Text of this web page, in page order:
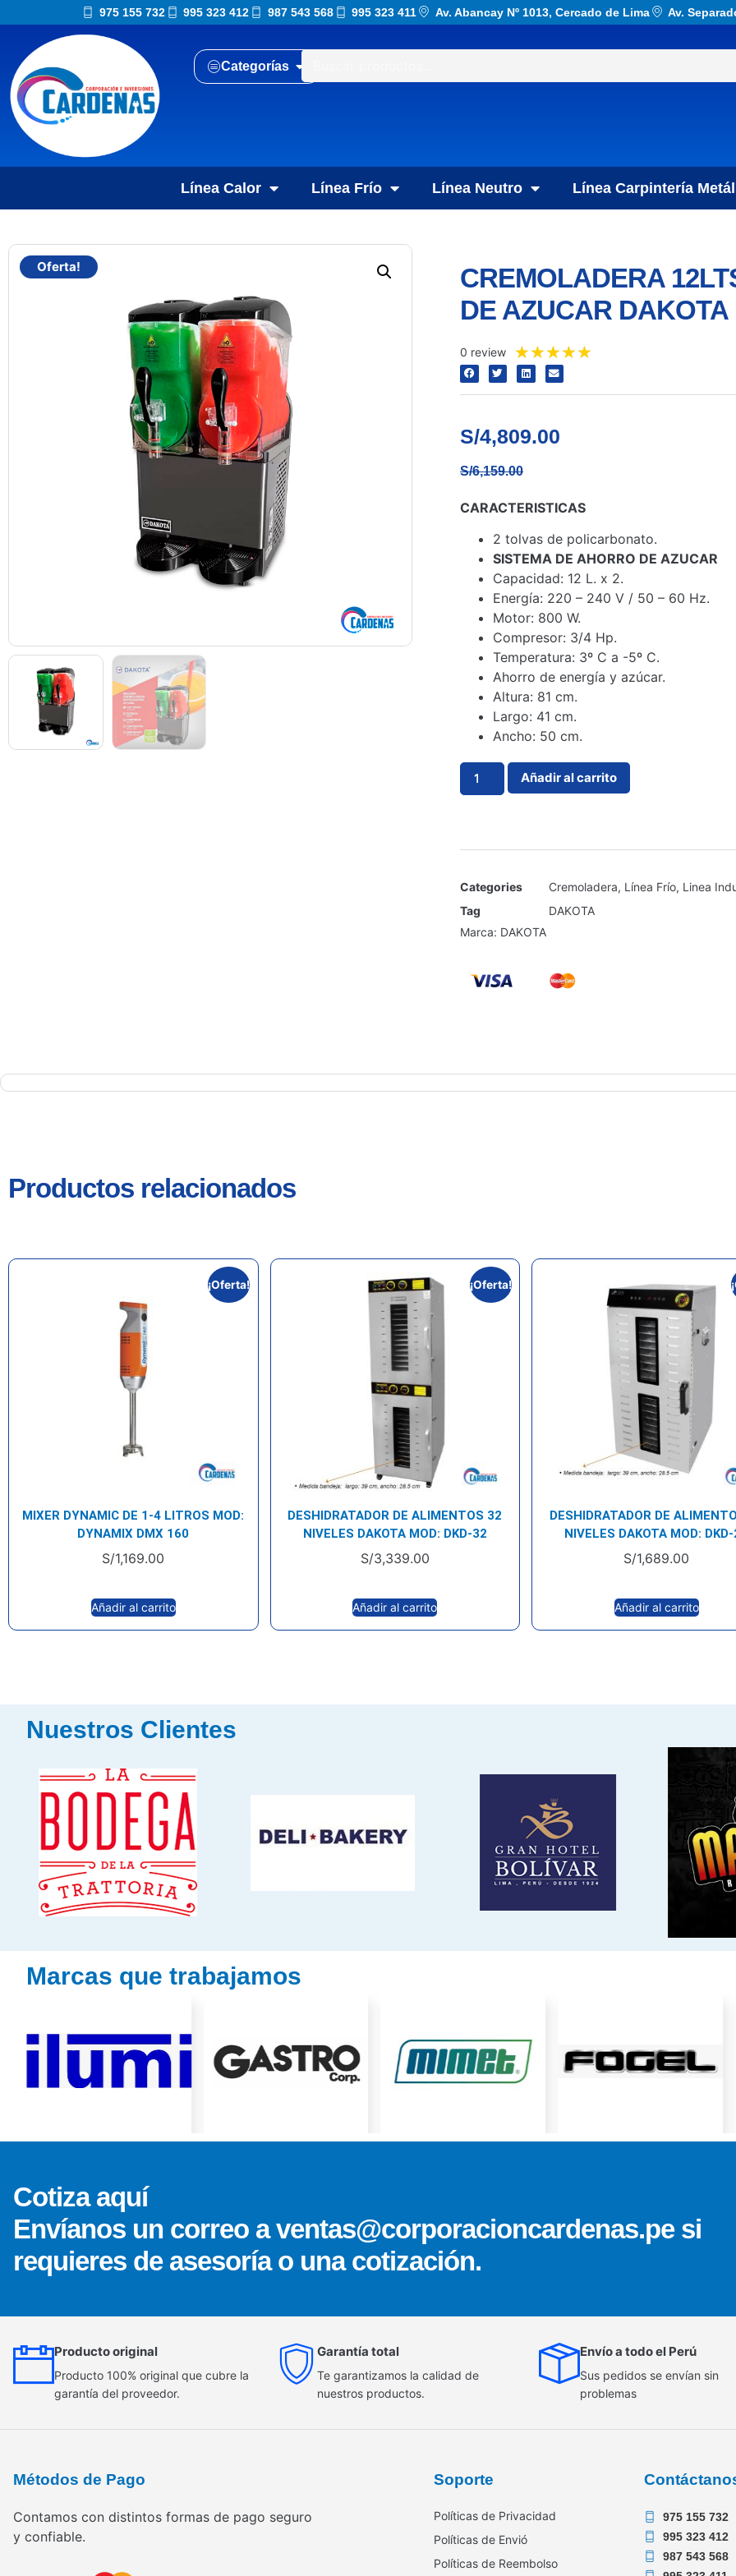
975 155 732 995 323 412 987 543 568 995 323 411 Av. Abancay Nº 1013, Cercado de Lima Av.
Categorías
Línea Calor Línea Frío Línea Neutro Línea Carpintería
Oferta!
CREMOLADERA
DE AZUCAR
0 review ★★★★★
S/4,809.00
S/6,159.00
CARACTERISTICAS
2 tolvas de policarbonato.
SISTEMA DE AHORRO DE AZUCAR
Capacidad: 12 L. x 2.
Energía: 220 – 240 V / 50 – 60 Hz.
Motor: 800 W.
Compresor: 3/4 Hp.
Temperatura: 3º C a -5º C.
Ahorro de energía y azúcar.
Altura: 81 cm.
Largo: 41 cm.
Ancho: 50 cm.
Añadir al carrito
Categories Cremoladera, Línea Frío, Linea
Tag
DAKOTA
Marca: DAKOTA
Productos relacionados
¡Oferta!
MIXER DYNAMIC DE 1-4 LITROS MOD:
DYNAMIX DMX 160
S/1,169.00
Añadir al carrito
¡Oferta!
DESHIDRATADOR DE ALIMENTOS 32
NIVELES DAKOTA MOD: DKD-32
S/3,339.00
Añadir al carrito
DESHIDRATADOR DE
NIVELES DAKOTA MOD:
S/1,689.00
Añadir al carrito
Nuestros Clientes
Marcas que trabajamos
Cotiza aquí
Envíanos un correo a ventas@corporacioncardenas.pe si
requieres de asesoría o una cotización.
Producto original
Producto 100% original que cubre la
garantía del proveedor.
Garantía total
Te garantizamos la calidad de
nuestros productos.
Envío a todo el Perú
Sus pedidos se envían sin
problemas
Métodos de Pago
Contamos con distintos formas de pago seguro
y confiable.
Soporte
Políticas de Privacidad
Políticas de Envió
Políticas de Reembolso
975 155 732
995 323 412
987 543 568